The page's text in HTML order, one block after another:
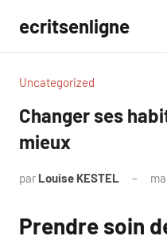
contenu
ecritsenligne
Uncategorized
Changer ses
mieux
par Louise KESTEL
Prendre soin